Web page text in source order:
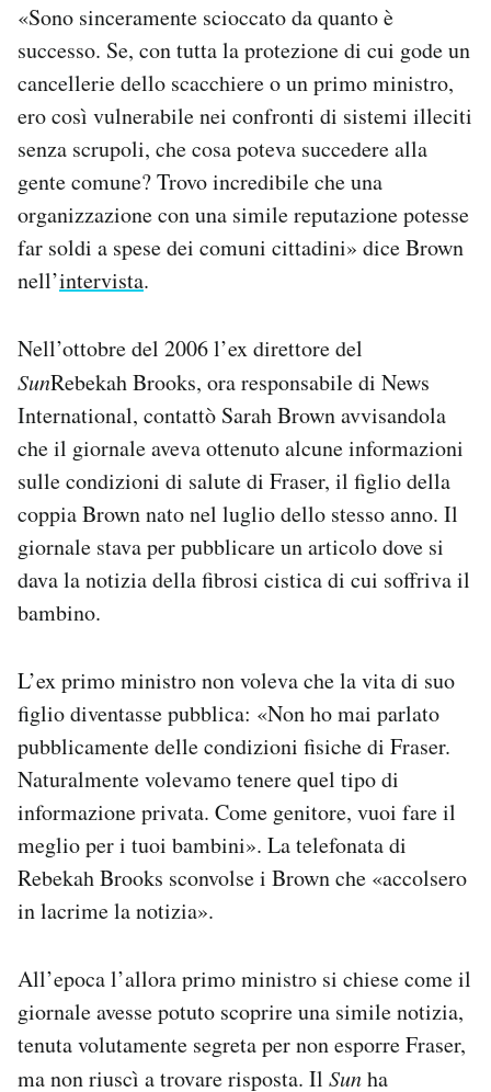
«Sono sinceramente scioccato da quanto è
successo. Se, con tutta la protezione di cui gode un
cancellerie dello scacchiere o un primo ministro,
ero così vulnerabile nei confronti di sistemi illeciti
senza scrupoli, che cosa poteva succedere alla
gente comune? Trovo incredibile che una
organizzazione con una simile reputazione potesse
far soldi a spese dei comuni cittadini» dice Brown
nell’intervista.
Nell’ottobre del 2006 l’ex direttore del
SunRebekah Brooks, ora responsabile di News
International, contattò Sarah Brown avvisandola
che il giornale aveva ottenuto alcune informazioni
sulle condizioni di salute di Fraser, il figlio della
coppia Brown nato nel luglio dello stesso anno. Il
giornale stava per pubblicare un articolo dove si
dava la notizia della fibrosi cistica di cui soffriva il
bambino.
L’ex primo ministro non voleva che la vita di suo
figlio diventasse pubblica: «Non ho mai parlato
pubblicamente delle condizioni fisiche di Fraser.
Naturalmente volevamo tenere quel tipo di
informazione privata. Come genitore, vuoi fare il
meglio per i tuoi bambini». La telefonata di
Rebekah Brooks sconvolse i Brown che «accolsero
in lacrime la notizia».
All’epoca l’allora primo ministro si chiese come il
giornale avesse potuto scoprire una simile notizia,
tenuta volutamente segreta per non esporre Fraser,
ma non riuscì a trovare risposta. Il Sunha